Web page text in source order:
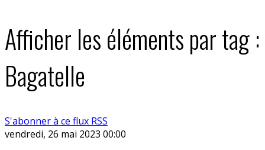
Afficher les éléments par tag :
Bagatelle
S'abonner à ce flux RSS
vendredi, 26 mai 2023 00:00